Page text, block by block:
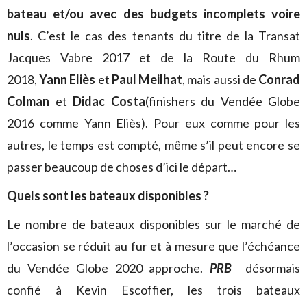
bateau et/ou avec des budgets incomplets voire
nuls. C’est le cas des tenants du titre de la Transat
Jacques Vabre 2017 et de la Route du Rhum
2018,Yann Eliès et Paul Meilhat, mais aussi de Conrad
Colman et Didac Costa(finishers du Vendée Globe
2016 comme Yann Eliès). Pour eux comme pour les
autres, le temps est compté, même s’il peut encore se
passer beaucoup de choses d’ici le départ…
Quels sont les bateaux disponibles ?
Le nombre de bateaux disponibles sur le marché de
l’occasion se réduit au fur et à mesure que l’échéance
du Vendée Globe 2020 approche.PRB
désormais
confié à Kevin Escoffier, les trois bateaux